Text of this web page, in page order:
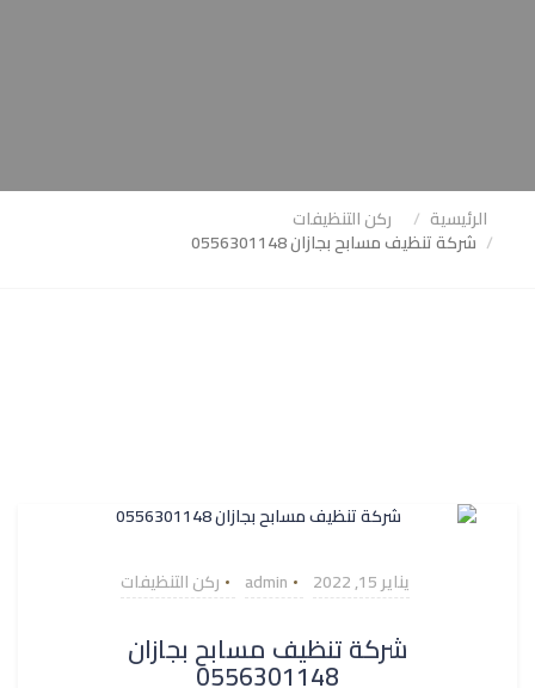
الرئيسية ركن التنظيفات
شركة تنظيف مسابح بجازان 0556301148
يناير 15, 2022 admin ركن التنظيفات
شركة تنظيف مسابح بجازان
0556301148